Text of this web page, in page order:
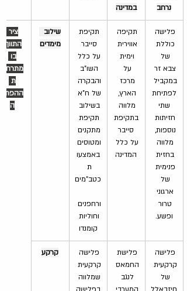
נרחב
במדינה
פלישה
כוללת
של
צבא זר
במקביל
לפתיחת
שתי
חזיתות
נוספות,
מלווה
בחזית
פנימית
של
ארגוני
טרור
ופשע.
תקיפה
אווירית
וימית
על
מרכז
הארץ,
מלווה
בתקיפת
סייבר
על כלל
המדינה
תקיפת
סייבר
על כלל
השו"ב
והבקרה
של ח"א
בשילוב
תקיפת
מתקנים
ומטוסים
באמצעו
ת
כטב"מים
ורחפנים
וחוליות
קומנדו
שילוב
מימדים
ציר
התווך
בו
מתרחש
ת
ההפתע
ה
פלישה
קרקעית
של
פלישת
החמאס
לנגב
פלישה
קרקעית
שמלווה
קרקע